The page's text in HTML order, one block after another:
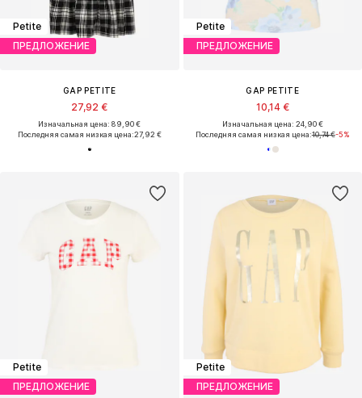
Petite
ПРЕДЛОЖЕНИЕ
GAP PETITE
27,92 €
Изначальная цена: 89,90 €
Последняя самая низкая цена:27,92 €
Petite
ПРЕДЛОЖЕНИЕ
GAP PETITE
10,14 €
Изначальная цена: 24,90 €
Последняя самая низкая цена:10,74 €-5%
Petite
ПРЕДЛОЖЕНИЕ
Petite
ПРЕДЛОЖЕНИЕ